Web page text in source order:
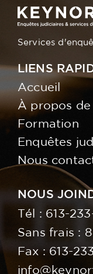
Services
LIENS
Accueil
À propos de
Formation
Enquêtes
Nous
NOUS
Tél : 613-
Sans frais :
Fax : 613-